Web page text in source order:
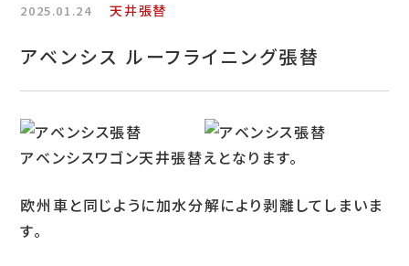
特定商取引表示
新着情報
プライバシーポリシー
2025.01.24 天井張替
アベンシス ルーフライニング張替
アベンシスワゴン天井張替えとなります。
欧州車と同じように加水分解により剥離してしまいま
す。